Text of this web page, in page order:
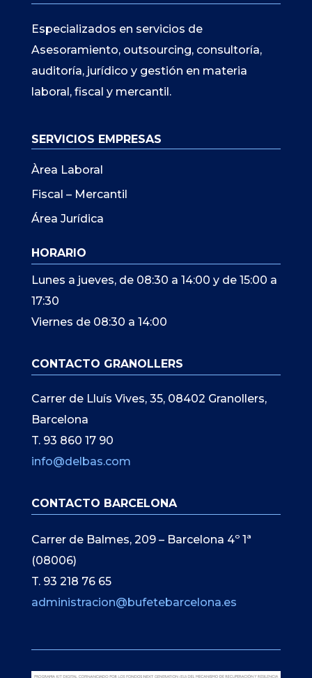
Especializados en servicios de
Asesoramiento, outsourcing, consultoría,
auditoría, jurídico y gestión en materia
laboral, fiscal y mercantil.
SERVICIOS EMPRESAS
Àrea Laboral
Fiscal – Mercantil
Área Jurídica
HORARIO
Lunes a jueves, de 08:30 a 14:00 y de 15:00 a
17:30
Viernes de 08:30 a 14:00
CONTACTO GRANOLLERS
Carrer de Lluís Vives, 35, 08402 Granollers,
Barcelona
T. 93 860 17 90
info@delbas.com
CONTACTO BARCELONA
Carrer de Balmes, 209 – Barcelona 4º 1ª
(08006)
T. 93 218 76 65
administracion@bufetebarcelona.es